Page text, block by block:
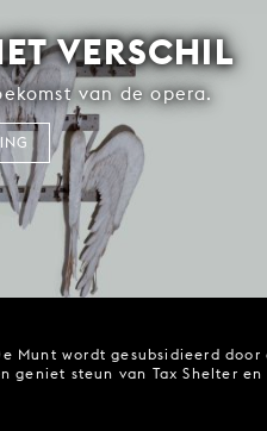
VERSCHIL
van de opera.
Munt wordt gesubsidieerd
geniet steun van Tax Shelter